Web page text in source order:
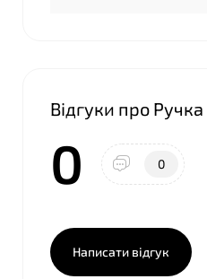
Відгуки про
0 0
Написати відгук